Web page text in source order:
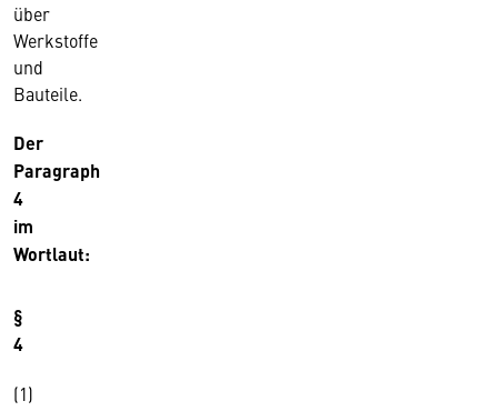
über
Werkstoffe
und
Bauteile.
Der
Paragraph
4
im
Wortlaut:
§
4
(1)